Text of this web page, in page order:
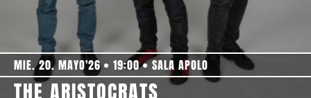
MIE. 20. MAYO'26 19:00 SALA APOLO
THE ARISTOCRATS